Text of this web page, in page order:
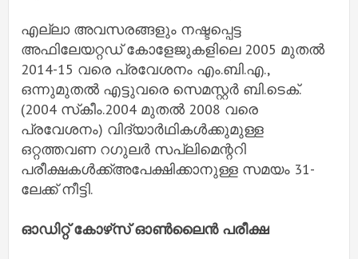
എല്ലാ അവസരങ്ങളും നഷ്ടപ്പെട്ട
അഫിലേയറ്റഡ് കോളേജുകളിലെ 2005 മുതല്‍
2014-15 വരെ പ്രവേശനം എം.ബി.എ.,
ഒന്നുമുതല്‍ എട്ടുവരെ സെമസ്റ്റര്‍ ബി.ടെക്.
(2004 സ്‌കീം.2004 മുതല്‍ 2008 വരെ
പ്രവേശനം) വിദ്യാര്‍ഥികള്‍ക്കുമുള്ള
ഒറ്റത്തവണ റഗുലര്‍ സപ്ലിമെന്ററി
പരീക്ഷകള്‍ക്ക്അപേക്ഷിക്കാനുള്ള സമയം 31-
ലേക്ക് നീട്ടി.
ഓഡിറ്റ് കോഴ്‌സ് ഓണ്‍ലൈന്‍ പരീക്ഷ